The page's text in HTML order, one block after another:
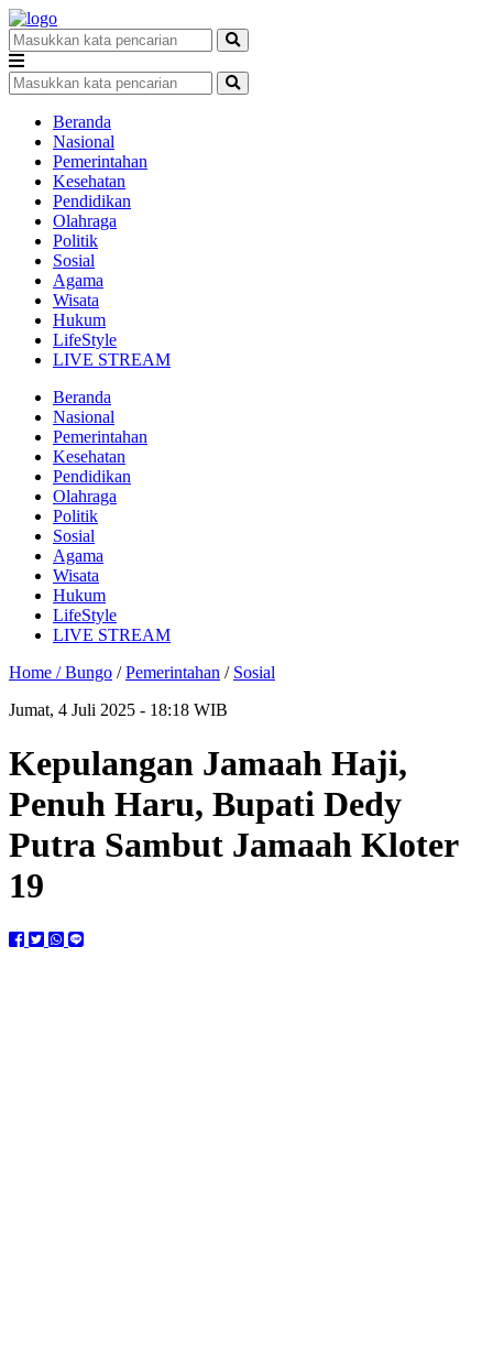
Beranda
Nasional
Pemerintahan
Kesehatan
Pendidikan
Olahraga
Politik
Sosial
Agama
Wisata
Hukum
LifeStyle
LIVE STREAM
Beranda
Nasional
Pemerintahan
Kesehatan
Pendidikan
Olahraga
Politik
Sosial
Agama
Wisata
Hukum
LifeStyle
LIVE STREAM
Home /Bungo /Pemerintahan / Sosial
Jumat, 4 Juli 2025 - 18:18 WIB
Kepulangan Jamaah Haji,
Penuh Haru, Bupati Dedy
Putra Sambut Jamaah Kloter
19